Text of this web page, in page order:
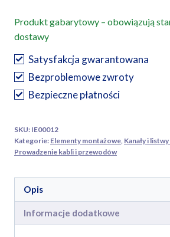
kanał
elektroinstalacyjny
MKE
18/50
2K
Produkt gabarytowy – obowiązują
dostawy
Satysfakcja gwarantowana
Bezproblemowe zwroty
Bezpieczne płatności
SKU: IE00012
Kategorie: Elementy montażowe Kanały i
Prowadzenie kabli i przewodów
Opis
Informacje dodatkowe